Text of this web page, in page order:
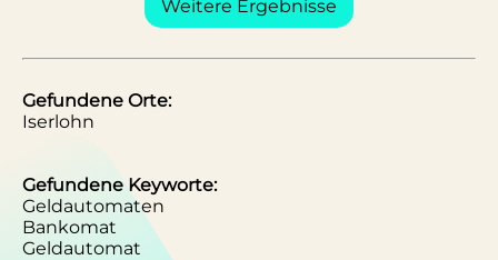
Weitere Ergebnisse
Gefundene Orte:
Iserlohn
Gefundene Keyworte:
Geldautomaten
Bankomat
Geldautomat